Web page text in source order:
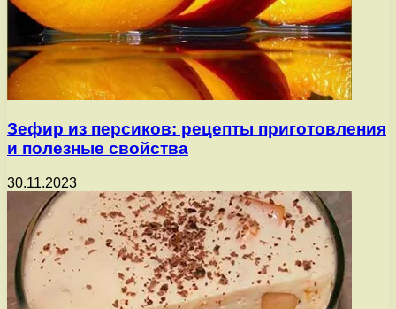
Зефир из персиков: рецепты приготовления
и полезные свойства
30.11.2023